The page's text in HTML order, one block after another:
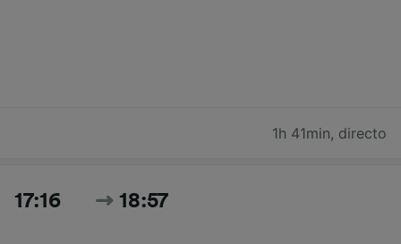
1h 41min, directo
17:16 18:57